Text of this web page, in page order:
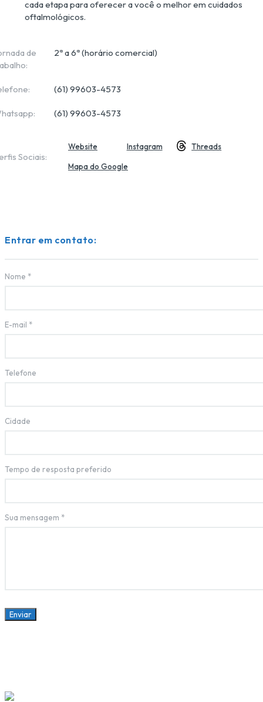
cada etapa para oferecer a você o melhor em cuidados
oftalmológicos.
de
2ª a 6ª (horário comercial)
(61) 99603-4573
(61) 99603-4573
Sociais:
Website Instagram Threads
Mapa do Google
Entrar em contato:
Nome *
E-mail *
Telefone
Cidade
Tempo de resposta preferido
Sua mensagem *
Enviar